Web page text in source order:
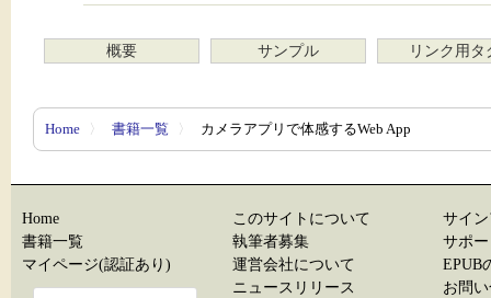
概要 サンプル リンク用タ
Home 〉 書籍一覧 〉 カメラアプリで体感するWeb App
Home
書籍一覧
マイページ(認証あり)
このサイトについて
執筆者募集
運営会社について
ニュースリリース
サイ
サポ
EPUB
お問